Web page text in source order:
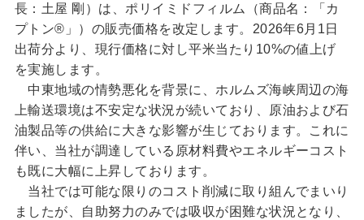
長：土屋 剛）は、ポリイミドフィルム（商品名：「カ
プトン®」）の販売価格を改定します。2026年6月1日
出荷分より、現行価格に対し平米当たり10%の値上げ
を実施します。
中東地域の情勢悪化を背景に、ホルムズ海峡周辺の海
上輸送環境は不安定な状況が続いており、原油および石
油製品等の供給に大きな影響が生じております。これに
伴い、当社が調達している原材料費やエネルギーコスト
も既に大幅に上昇しております。
当社では可能な限りのコスト削減に取り組んでまいり
ましたが、自助努力のみでは吸収が困難な状況となり、